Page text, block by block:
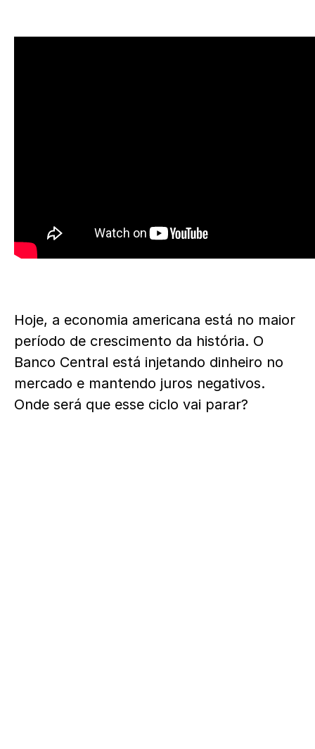
Hoje, a economia americana está no maior
período de crescimento da história. O
Banco Central está injetando dinheiro no
mercado e mantendo juros negativos.
Onde será que esse ciclo vai parar?